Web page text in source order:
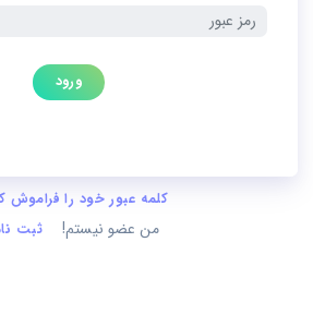
ورود
کلمه عبور خود را فراموش
من عضو نیستم! ثبت